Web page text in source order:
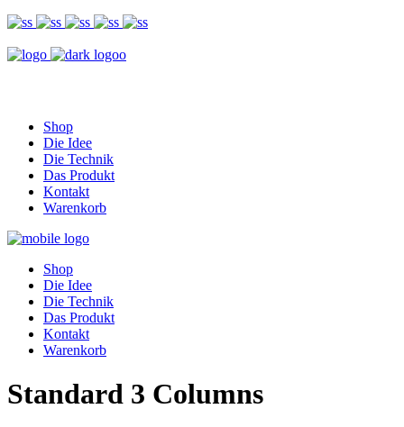
Shop
Die Idee
Die Technik
Das Produkt
Kontakt
Warenkorb
Shop
Die Idee
Die Technik
Das Produkt
Kontakt
Warenkorb
Standard 3 Columns